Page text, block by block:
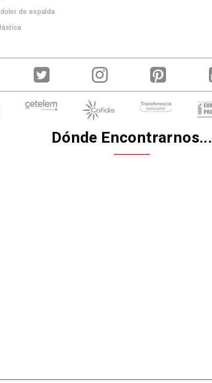
de espalda
Dónde Encontrarnos...